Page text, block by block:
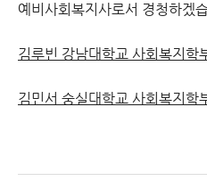
예비사회복지사로서 경청하겠
김루빈 강남대학교 사회복지학
김민서 숭실대학교 사회복지학